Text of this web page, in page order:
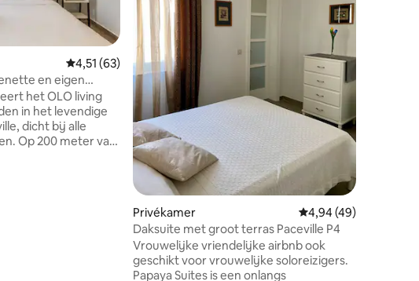
op 5, 44 recensies
Gemiddelde beoordeling van 4,51 op 5, 63 recensies
4,51 (63)
en eigen
het OLO living
in het levendige
dicht bij alle
Op 200 meter van
Privékamer Gemiddelde
4,94 (49)
Daksuite met groot terras Paceville P4
Vrouwelijke vriendelijke airbnb ook
geschikt voor vrouwelijke soloreizigers.
Papaya Suites is een onlangs